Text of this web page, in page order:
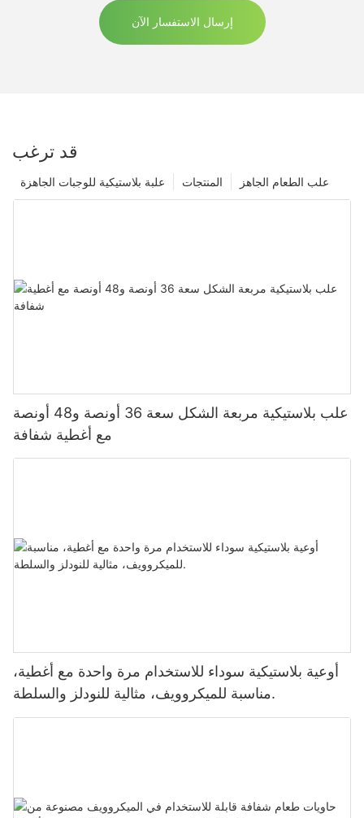
إرسال الاستفسار الآن
قد ترغب
علب الطعام الجاهز المنتجات علبة بلاستيكية للوجبات الجاهزة
علب بلاستيكية مربعة الشكل سعة 36 أونصة و48 أونصة
مع أغطية شفافة
أوعية بلاستيكية سوداء للاستخدام مرة واحدة مع أغطية،
مناسبة للميكروويف، مثالية للنودلز والسلطة.